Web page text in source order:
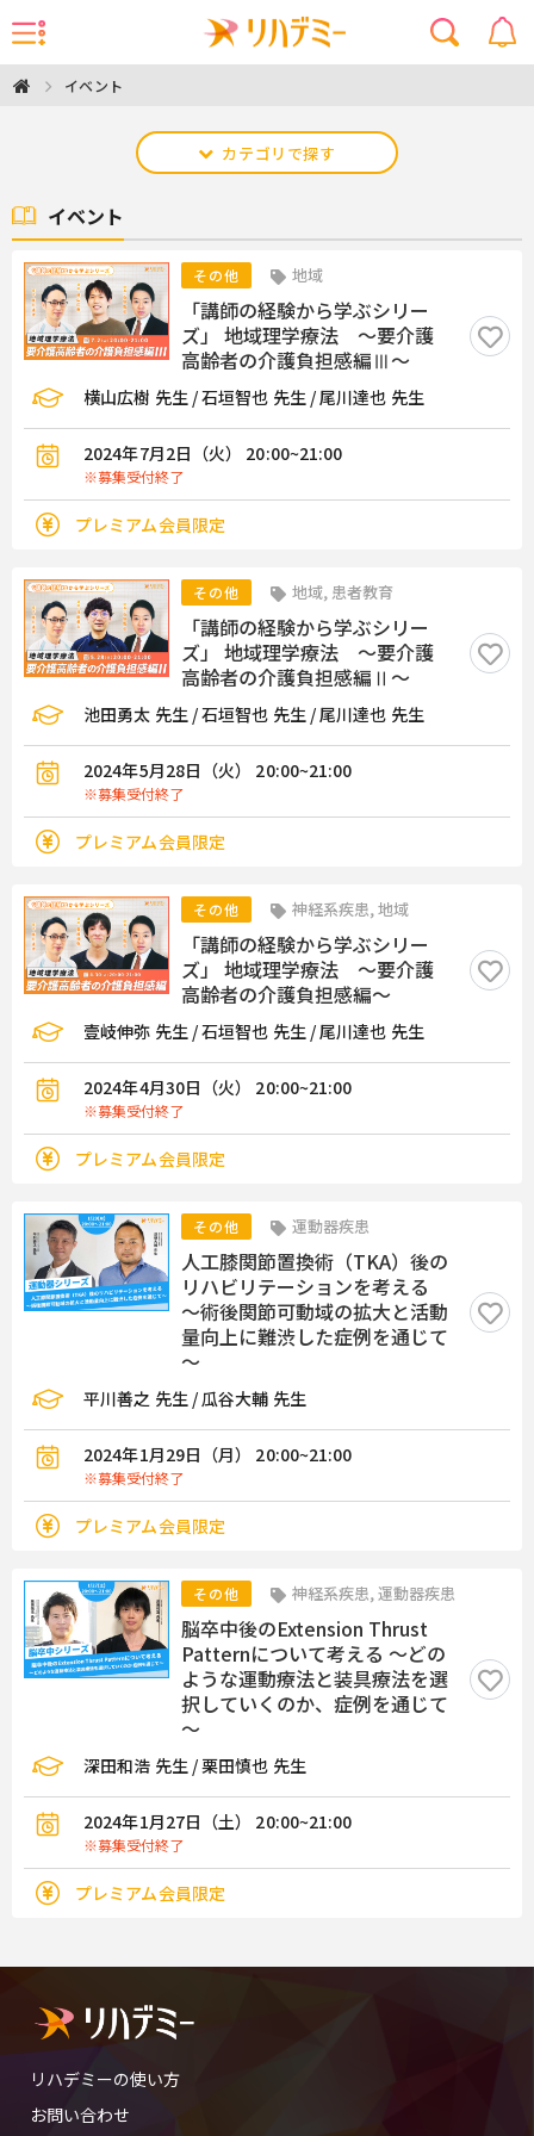
イベント
カテゴリで探す
イベント
その他 地域
「講師の経験から学ぶシリー
ズ」 地域理学療法 ～要介護
高齢者の介護負担感編Ⅲ～
横山広樹 先生 / 石垣智也 先生 / 尾川達也 先生
2024年7月2日（火） 20:00~21:00
※募集受付終了
プレミアム会員限定
その他 地域, 患者教育
「講師の経験から学ぶシリー
ズ」 地域理学療法 ～要介護
高齢者の介護負担感編Ⅱ～
池田勇太 先生 / 石垣智也 先生 / 尾川達也 先生
2024年5月28日（火） 20:00~21:00
※募集受付終了
プレミアム会員限定
その他 神経系疾患, 地域
「講師の経験から学ぶシリー
ズ」 地域理学療法 ～要介護
高齢者の介護負担感編～
壹岐伸弥 先生 / 石垣智也 先生 / 尾川達也 先生
2024年4月30日（火） 20:00~21:00
※募集受付終了
プレミアム会員限定
その他 運動器疾患
人工膝関節置換術（TKA）後の
リハビリテーションを考える
～術後関節可動域の拡大と活動
量向上に難渋した症例を通じて
～
平川善之 先生 / 瓜谷大輔 先生
2024年1月29日（月） 20:00~21:00
※募集受付終了
プレミアム会員限定
その他 神経系疾患, 運動器疾患
脳卒中後のExtension Thrust
Patternについて考える ～どの
ような運動療法と装具療法を選
択していくのか、症例を通じて
～
深田和浩 先生 / 栗田慎也 先生
2024年1月27日（土） 20:00~21:00
※募集受付終了
プレミアム会員限定
リハデミーの使い方
お問い合わせ